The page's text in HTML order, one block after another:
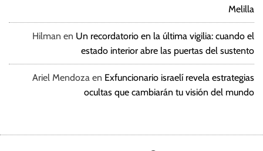
Melilla
Hilman en Un recordatorio en la última vigilia: cuando el
estado interior abre las puertas del sustento
Ariel Mendoza en Exfuncionario israelí revela estrategias
ocultas que cambiarán tu visión del mundo